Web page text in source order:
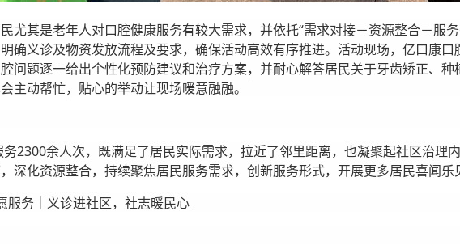
尤其是老年人对口腔健康服务有较大需求，并依托“需求对接－资源整合－服
确义诊及物资发放流程及要求，确保活动高效有序推进。活动现场，亿口康
问题逐一给出个性化预防建议和治疗方案，并耐心解答居民关于牙齿矫正、
主动帮忙，贴心的举动让现场暖意融融。
2300余人次，既满足了居民实际需求，拉近了邻里距离，也凝聚起社区治
深化资源整合，持续聚焦居民服务需求，创新服务形式，开展更多居民喜闻乐
服务｜义诊进社区，社志暖民心